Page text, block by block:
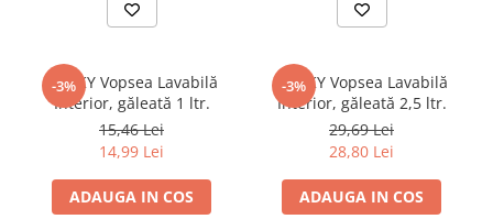
Stâlpi pentru rețele
Stâlpi electricitate centrifugați
Stâlpi electricitate vibrati
Consumabile
Bandă de mascare
-3%
STICKY Vopsea Lavabilă
Interior, găleată 1 ltr.
15,46 Lei
14,99 Lei
ADAUGA IN COS
-3%
STICKY Vopsea Lavabilă
Interior, găleată 2,5 ltr.
29,69 Lei
28,80 Lei
ADAUGA IN COS